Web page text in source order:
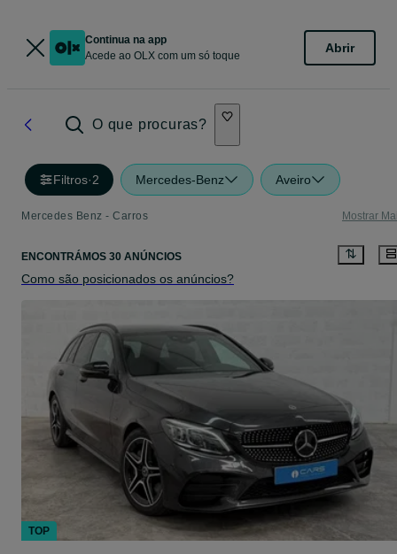
Continua na app
Acede ao OLX com um só toque
Abrir
O que procuras?
Filtros·2 Mercedes-Benz Aveiro
Mercedes Benz - Carros Mostrar
ENCONTRÁMOS 30 ANÚNCIOS
Como são posicionados os anúncios?
TOP